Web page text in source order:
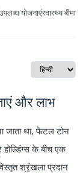
योजनाएंस्वास्थ्य बीमा
Select
और लाभ
जाता था, फेटल टोन
के बीच एक
श्रृंखला प्रदान